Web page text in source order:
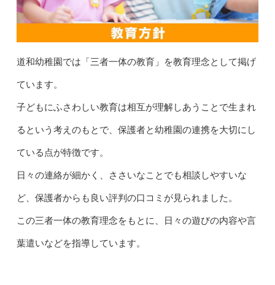
道和幼稚園では「三者一体の教育」を教育理念として掲げ
ています。
子どもにふさわしい教育は相互が理解しあうことで生まれ
るという考えのもとで、保護者と幼稚園の連携を大切にし
ている点が特徴です。
日々の連絡が細かく、ささいなことでも相談しやすいな
ど、保護者からも良い評判の口コミが見られました。
この三者一体の教育理念をもとに、日々の遊びの内容や言
葉遣いなどを指導しています。